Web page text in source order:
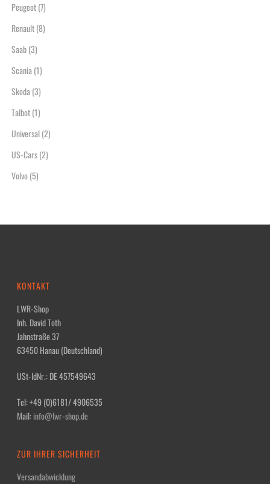
Peugeot(7)
Renault(8)
Saab(3)
Scania(1)
Skoda(3)
Talbot(1)
Universal(2)
US-Cars(2)
Volvo(5)
KONTAKT
LWR-Shop
Inh. David Toth
Jahnstraße 37
63450 Hanau (Deutschland)
USt-IdNr.: DE 457549643
Tel: +49 (0)6181/ 4906535
Mail:info@lwr-shop.de
ZUR IHRER SICHERHEIT
Versandabwicklung